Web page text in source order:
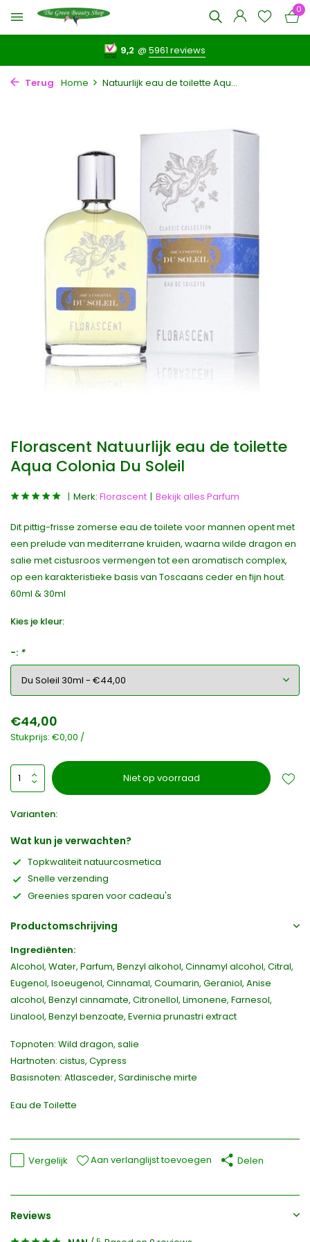
0
9,2 @5961 reviews
Terug Home Natuurlijk eau de toilette Aqu...
Florascent Natuurlijk eau de toilette
Aqua Colonia Du Soleil
Merk: Florascent Bekijk alles Parfum
Dit pittig-frisse zomerse eau de toilete voor mannen opent met
een prelude van mediterrane kruiden, waarna wilde dragon en
salie met cistusroos vermengen tot een aromatisch complex,
op een karakteristieke basis van Toscaans ceder en fijn hout.
60ml & 30ml
Kies je kleur:
-: *
€44,00
Stukprijs: €0,00 /
Niet op voorraad
Varianten:
Wat kun je verwachten?
Topkwaliteit natuurcosmetica
Snelle verzending
Greenies sparen voor cadeau's
Productomschrijving
Ingrediënten:
Alcohol, Water, Parfum, Benzyl alkohol, Cinnamyl alcohol, Citral,
Eugenol, Isoeugenol, Cinnamal, Coumarin, Geraniol, Anise
alcohol, Benzyl cinnamate, Citronellol, Limonene, Farnesol,
Linalool, Benzyl benzoate, Evernia prunastri extract
Topnoten: Wild dragon, salie
Hartnoten: cistus, Cypress
Basisnoten: Atlasceder, Sardinische mirte
Eau de Toilette
Vergelijk Aan verlanglijst toevoegen Delen
Reviews